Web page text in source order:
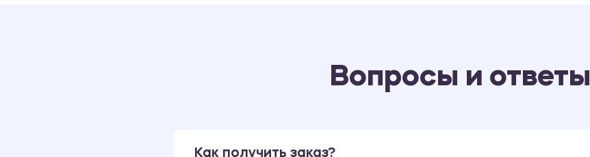
Вопросы и ответы
Как получить заказ?